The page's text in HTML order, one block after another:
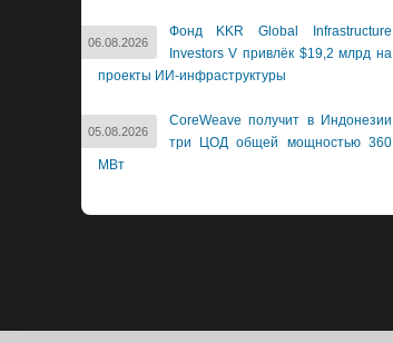
06.08.2026
Фонд KKR Global Infrastructure
Investors V привлёк $19,2 млрд на
проекты ИИ-инфраструктуры
05.08.2026
CoreWeave получит в Индонезии
три ЦОД общей мощностью 360
МВт